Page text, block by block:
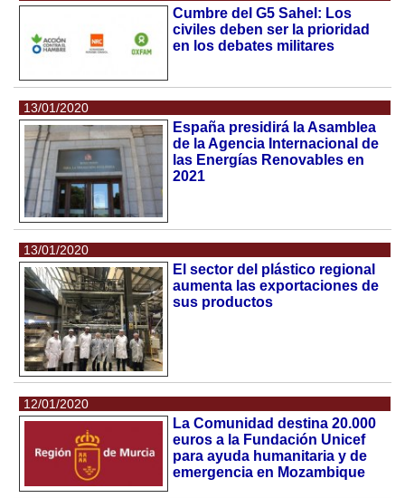
Cumbre del G5 Sahel: Los
civiles deben ser la prioridad
en los debates militares
13/01/2020
España presidirá la Asamblea
de la Agencia Internacional de
las Energías Renovables en
2021
13/01/2020
El sector del plástico regional
aumenta las exportaciones de
sus productos
12/01/2020
La Comunidad destina 20.000
euros a la Fundación Unicef
para ayuda humanitaria y de
emergencia en Mozambique